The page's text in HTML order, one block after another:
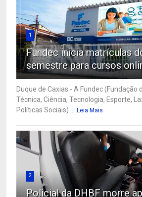
1
Fundec inicia matrículas
semestre para cursos
Duque de Caxias - A Fundec (Fundação
Técnica, Ciência, Tecnologia, Esporte,
Políticas Sociais) ...
Leia Mais
2
Policial da DHBF morre